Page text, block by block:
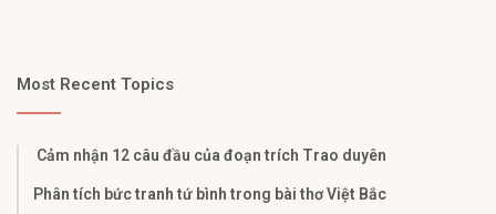
Most Recent Topics
Cảm nhận 12 câu đầu của đoạn trích Trao duyên
Phân tích bức tranh tứ bình trong bài thơ Việt Bắc